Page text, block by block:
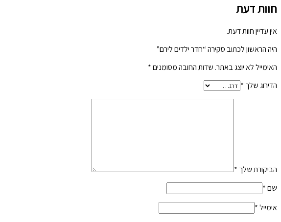
חוות דעת
אין עדיין חוות דעת.
היה הראשון לכתוב סקירה “חדר ילדים לירם”
האימייל לא יוצג באתר. שדות החובה מסומנים*
הדירוג שלך *
הביקורת שלך *
שם*
אימייל*